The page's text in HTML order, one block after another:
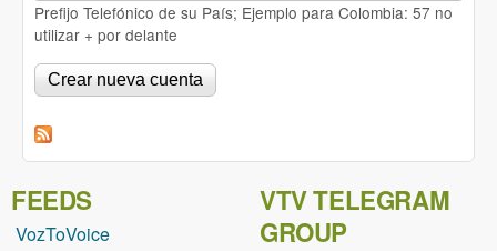
Prefijo Telefónico de su País; Ejemplo para Colombia: 57 no
utilizar + por delante
FEEDS
VozToVoice
VTV TELEGRAM
GROUP